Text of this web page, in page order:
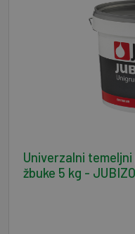
Univerzalni
žbuke 5 kg -